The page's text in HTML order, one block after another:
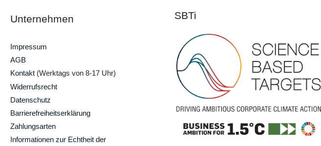
Unternehmen
Impressum
AGB
Kontakt (Werktags von 8-17 Uhr)
Widerrufsrecht
Datenschutz
Barrierefreiheitserklärung
Zahlungsarten
Informationen zur Echtheit der
SBTi